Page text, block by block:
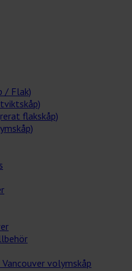
/ Flak)
flakskåp)
volymskåp